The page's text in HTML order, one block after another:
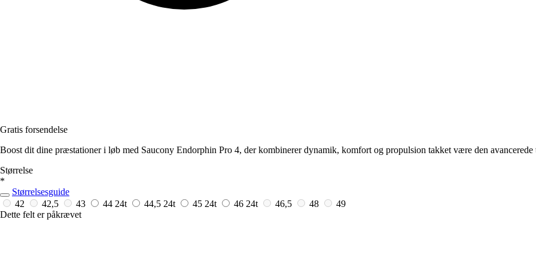
Gratis forsendelse
Boost dit dine præstationer i løb med Saucony Endorphin Pro 4, der kombinerer dynamik, komfort og propulsion takket være den avancerede
Størrelse
*
Størrelsesguide
42
42,5 43 44 24t 44,5 24t 45 24t 46 24t 46,5 48
49
Dette felt er påkrævet